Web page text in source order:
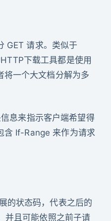
GET 请求。类似于
下载工具都是使用
将一个大文档分解为多
息来指示客户端希望得
含 If-Range 来作为请求
的状态码，代表之后的
并且可能依照之前子请